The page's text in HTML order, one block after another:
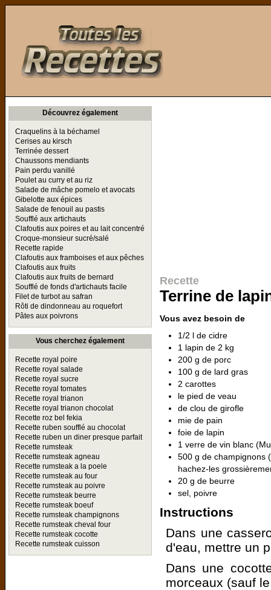
Découvrez également
Craquelins à la béchamel
Cerises au kirsch
Terrinée dessert
Chaussons mendiants
Pain perdu vanillé
Poulet au curry et au riz
Salade de mâche pomelo et avocats
Gibelotte aux épices
Salade de fenouil au pastis
Soufflé aux artichauts
Clafoutis aux poires et au lait concentré
Croque-monsieur sucré/salé
Recette rapide
Clafoutis aux framboises et aux pêches
Clafoutis aux fruits
Clafoutis aux fruits de bernard
Soufflé de fonds d'artichauts facile
Filet de turbot au safran
Rôti de dindonneau au roquefort
Pâtes aux poivrons
Vous cherchez également
Recette royal poire
Recette royal salade
Recette royal sucre
Recette royal tomates
Recette royal trianon
Recette royal trianon chocolat
Recette roz bel fekia
Recette ruben soufflé au chocolat
Recette ruben un diner presque parfait
Recette rumsteak
Recette rumsteak agneau
Recette rumsteak a la poele
Recette rumsteak au four
Recette rumsteak au poivre
Recette rumsteak beurre
Recette rumsteak boeuf
Recette rumsteak champignons
Recette rumsteak cheval four
Recette rumsteak cocotte
Recette rumsteak cuisson
Recette
Terrine de
Vous avez besoin de
1/2 l de cidre
1 lapin de 2 kg
200 g de porc
100 g de lard gras
2 carottes
le pied de veau
de clou de girofle
mie de pain
foie de lapin
1 verre de vin blanc
500 g de champignons
hachez-les
20 g de beurre
sel, poivre
Instructions
Dans une
d'eau, mettre un
Dans une
morceaux (sauf